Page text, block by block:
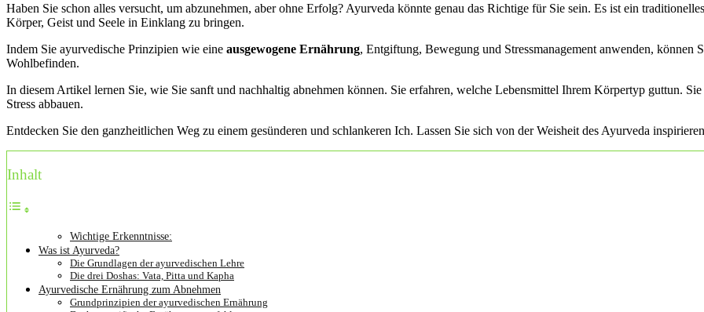
Haben Sie schon alles versucht, um abzunehmen, aber ohne Erfolg? Ayurveda könnte genau das Richtige für Sie sein. Es ist ein
Körper, Geist und Seele in Einklang zu bringen.
Indem Sie ayurvedische Prinzipien wie eine ausgewogene Ernährung, Entgiftung, Bewegung und Stressmanagement anwenden,
Wohlbefinden.
In diesem Artikel lernen Sie, wie Sie sanft und nachhaltig abnehmen können. Sie erfahren, welche Lebensmittel Ihrem Körpertyp guttun.
Stress abbauen.
Entdecken Sie den ganzheitlichen Weg zu einem gesünderen und schlankeren Ich. Lassen Sie sich von der Weisheit des Ayurveda
Inhalt
Wichtige Erkenntnisse:
Was ist Ayurveda?
Die Grundlagen der ayurvedischen Lehre
Die drei Doshas: Vata, Pitta und Kapha
Ayurvedische Ernährung zum Abnehmen
Grundprinzipien der ayurvedischen Ernährung